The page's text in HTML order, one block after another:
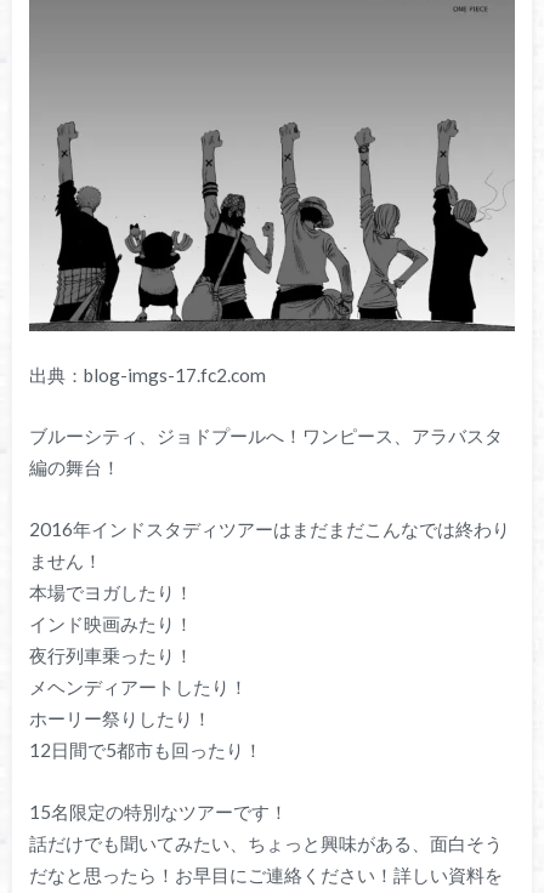
出典：blog-imgs-17.fc2.com
ブルーシティ、ジョドプールへ！ワンピース、アラバスタ
編の舞台！
2016年インドスタディツアーはまだまだこんなでは終わり
ません！
本場でヨガしたり！
インド映画みたり！
夜行列車乗ったり！
メヘンディアートしたり！
ホーリー祭りしたり！
12日間で5都市も回ったり！
15名限定の特別なツアーです！
話だけでも聞いてみたい、ちょっと興味がある、面白そう
だなと思ったら！お早目にご連絡ください！詳しい資料を